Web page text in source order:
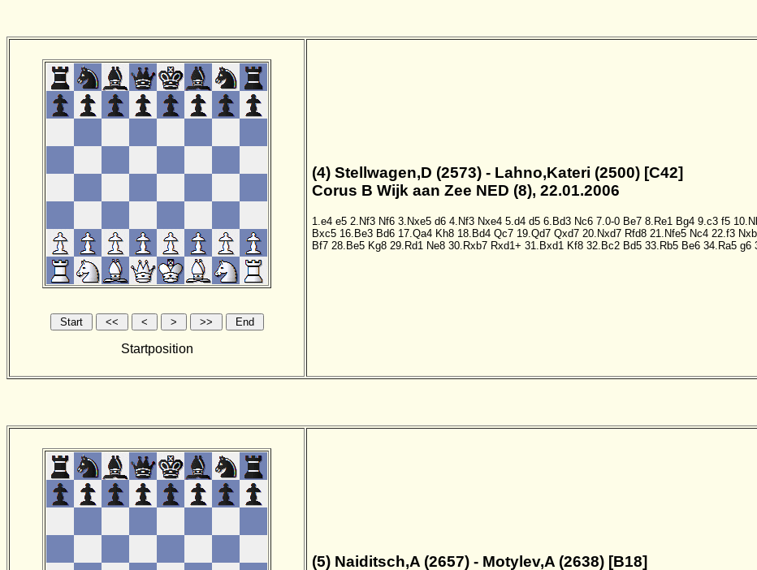
Startposition
(4) Stellwagen,D (2573) - Lahno,Kateri (2500) [C42]
Corus B Wijk aan Zee NED (8), 22.01.2006
1.e4 e5 2.Nf3 Nf6 3.Nxe5 d6 4.Nf3 Nxe4 5.d4 d5 6.Bd3 Nc6 7.0-0 Be7 8.Re1 Bg4 9.c3 f5
Bxc5 16.Be3 Bd6 17.Qa4 Kh8 18.Bd4 Qc7 19.Qd7 Qxd7 20.Nxd7 Rfd8 21.Nfe5 Nc4 22.f3
Bf7 28.Be5 Kg8 29.Rd1 Ne8 30.Rxb7 Rxd1+ 31.Bxd1 Kf8 32.Bc2 Bd5 33.Rb5 Be6 34.Ra5 g6
(5) Naiditsch,A (2657) - Motylev,A (2638) [B18]